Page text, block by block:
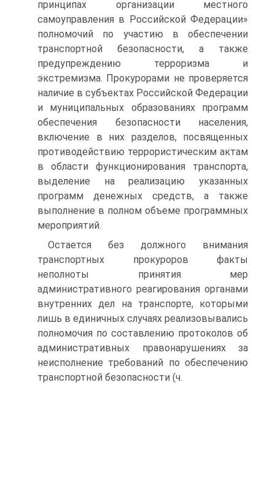
принципах организации местного
самоуправления в Российской Федерации»
полномочий по участию в обеспечении
транспортной безопасности, а также
предупреждению терроризма и
экстремизма. Прокурорами не проверяется
наличие в субъектах Российской Федерации
и муниципальных образованиях программ
обеспечения безопасности населения,
включение в них разделов, посвященных
противодействию террористическим актам
в области функционирования транспорта,
выделение на реализацию указанных
программ денежных средств, а также
выполнение в полном объеме программных
мероприятий.
Остается без должного внимания
транспортных прокуроров факты
неполноты принятия мер
административного реагирования органами
внутренних дел на транспорте, которыми
лишь в единичных случаях реализовывались
полномочия по составлению протоколов об
административных правонарушениях за
неисполнение требований по обеспечению
транспортной безопасности (ч.